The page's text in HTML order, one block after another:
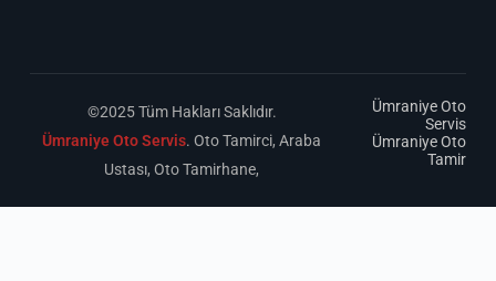
©2025 Tüm Hakları Saklıdır.
Ümraniye Oto Servis. Oto Tamirci, Araba
Ustası, Oto Tamirhane,
Ümraniye Oto
Servis
Ümraniye Oto
Tamir